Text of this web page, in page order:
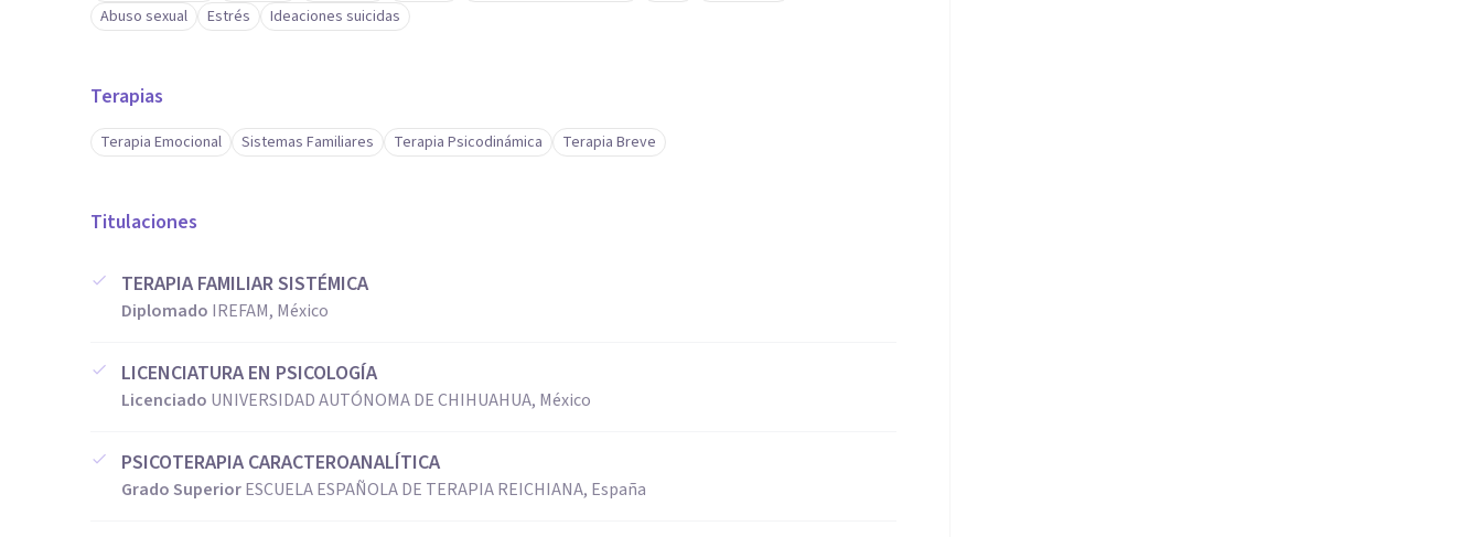
Abuso sexual
Estrés Ideaciones suicidas
Terapias
Terapia Emocional Sistemas Familiares Terapia Psicodinámica Terapia Breve
Titulaciones
TERAPIA FAMILIAR SISTÉMICA
Diplomado IREFAM, México
LICENCIATURA EN PSICOLOGÍA
Licenciado UNIVERSIDAD AUTÓNOMA DE CHIHUAHUA, México
PSICOTERAPIA CARACTEROANALÍTICA
Grado SuperiorESCUELA ESPAÑOLA DE TERAPIA REICHIANA, España